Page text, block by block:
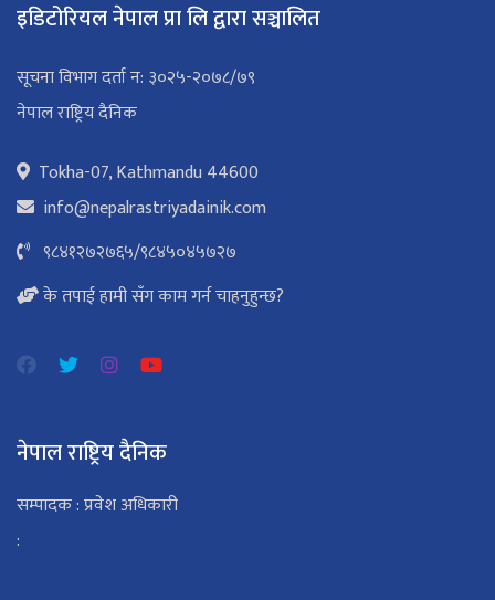
इडिटोरियल नेपाल प्रा लि द्वारा सञ्चालित
सूचना विभाग दर्ता न: ३०२५-२०७८/७९
नेपाल राष्ट्रिय दैनिक
Tokha-07, Kathmandu 44600
info@nepalrastriyadainik.com
९८४१२७२७६५/९८४५०४५७२७
के तपाई हामी सँग काम गर्न चाहनुहुन्छ?
नेपाल राष्ट्रिय दैनिक
सम्पादक : प्रवेश अधिकारी
: